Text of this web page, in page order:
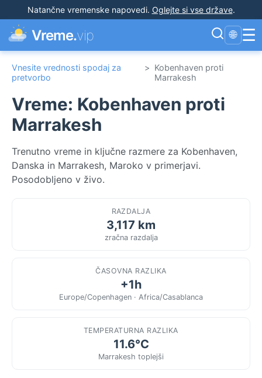
Natančne vremenske napovedi. Oglejte si vse države.
Vreme.vip 🌐 ☰
Vnesite vrednosti spodaj za
pretvorbo
> Kobenhaven proti
Marrakesh
Vreme: Kobenhaven proti
Marrakesh
Trenutno vreme in ključne razmere za Kobenhaven,
Danska in Marrakesh, Maroko v primerjavi.
Posodobljeno v živo.
RAZDALJA
3,117 km
zračna razdalja
ČASOVNA RAZLIKA
+1h
Europe/Copenhagen · Africa/Casablanca
TEMPERATURNA RAZLIKA
11.6°C
Marrakesh toplejši